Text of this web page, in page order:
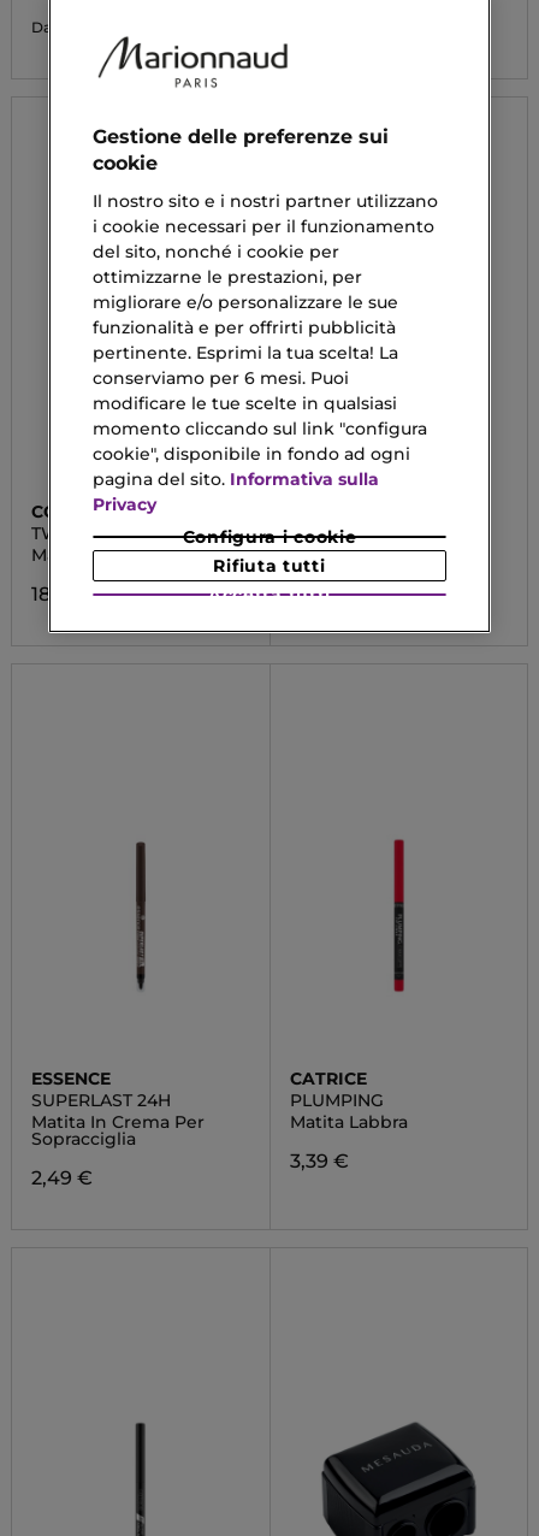
Da
COLLISTAR
TWIST DESIGN
Matita Occhi Automatica
18,13 €
TEMPERINO
Temperino Duo
1,29 €
ESSENCE
SUPERLAST 24H
Matita In Crema Per
Sopracciglia
2,49 €
CATRICE
PLUMPING
Matita Labbra
3,39 €
Gestione delle preferenze sui
cookie
Il nostro sito e i nostri partner utilizzano
i cookie necessari per il funzionamento
del sito, nonché i cookie per
ottimizzarne le prestazioni, per
migliorare e/o personalizzare le sue
funzionalità e per offrirti pubblicità
pertinente. Esprimi la tua scelta! La
conserviamo per 6 mesi. Puoi
modificare le tue scelte in qualsiasi
momento cliccando sul link "configura
cookie", disponibile in fondo ad ogni
pagina del sito. Informativa sulla
Privacy
Configura i cookie
Rifiuta tutti
Accetta tutti